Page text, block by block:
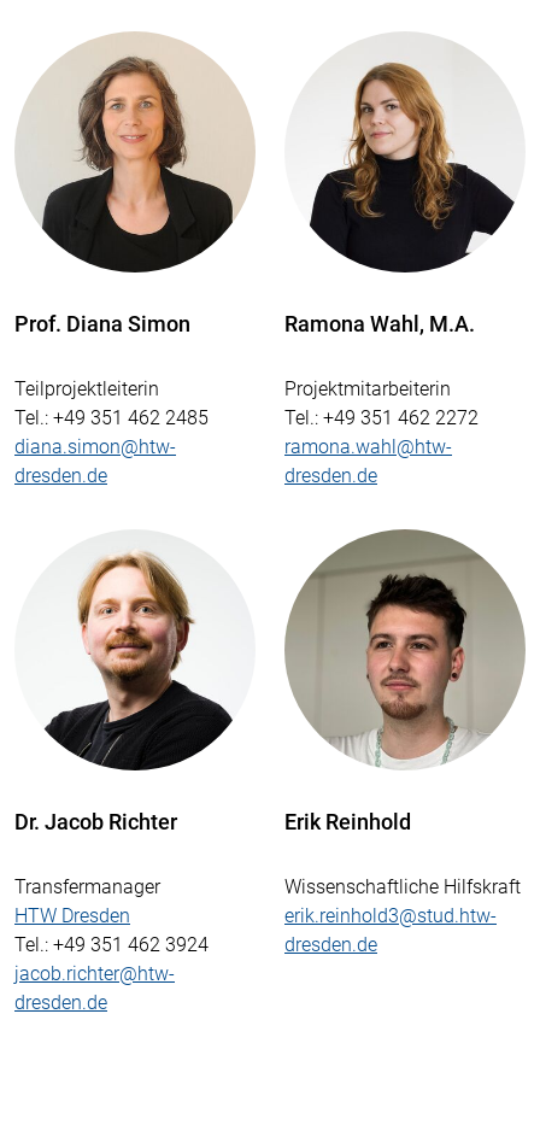
Prof. Diana Simon
Teilprojektleiterin
Tel.: +49 351 462 2485
diana.simon@htw-
dresden.de
Ramona Wahl, M.A.
Projektmitarbeiterin
Tel.: +49 351 462 2272
ramona.wahl@htw-
dresden.de
Dr. Jacob Richter
Transfermanager
HTW Dresden
Tel.: +49 351 462 3924
jacob.richter@htw-
dresden.de
Erik Reinhold
Wissenschaftliche Hilfskraft
erik.reinhold3@stud.htw-
dresden.de